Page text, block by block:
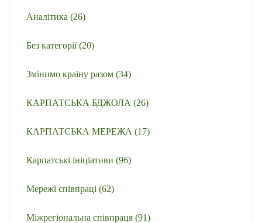
Аналітика (26)
Без категорії(20)
Змінимо країну разом (34)
КАРПАТСЬКА БДЖОЛА (26)
КАРПАТСЬКА МЕРЕЖА (17)
Карпатські ініціативи (96)
Мережі співпраці (62)
Міжрегіональна співпраця (91)